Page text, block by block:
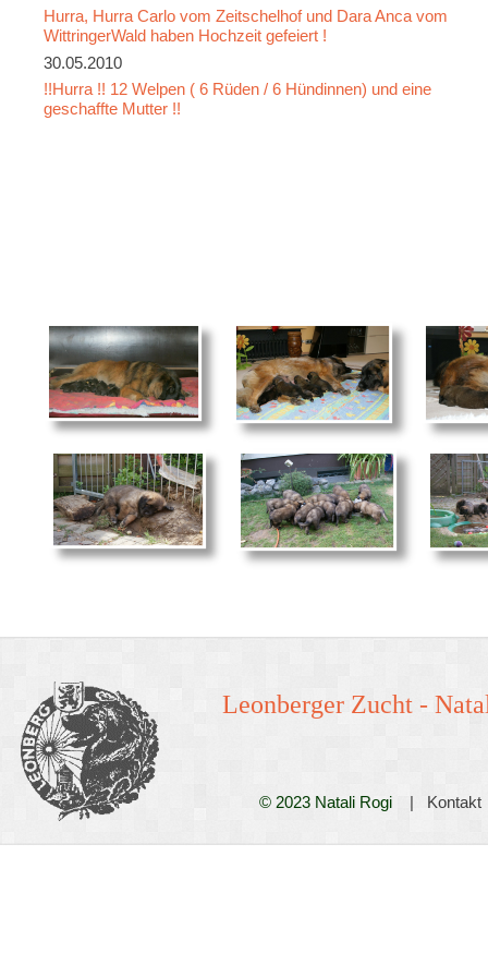
Leonberger Zucht -
© 2023 Natali Rogi Kontakt
Hurra, Hurra Carlo vom Zeitschelhof und Dara Anca vom
WittringerWald haben Hochzeit gefeiert !
30.05.2010
!!Hurra !! 12 Welpen ( 6 Rüden / 6 Hündinnen) und eine
geschaffte Mutter !!